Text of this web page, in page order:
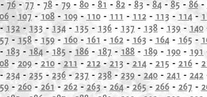
- 76-77 - 78- 79- 80- 81 - 82- 83 - 84- 85 - 86-
- 107-108- 109- 110- 111 - 112- 113 - 114-
132 - 133 - 134 - 135 - 136 - 137 - 138 - 139 - 140
- 158- 159- 160- 161 - 162- 163 - 164- 165 -
- 183 - 184 - 185 - 186 - 187 - 188 - 189 - 190 - 191
- 209- 210- 211 - 212- 213 - 214- 215 - 216-
- 234 - 235 - 236- 237 - 238 - 239 - 240 - 241 - 242
- 260- 261 - 262-263- 264- 265- 266- 267 -